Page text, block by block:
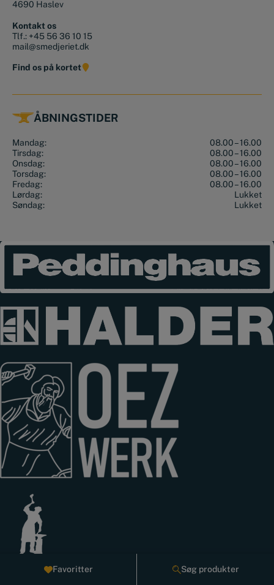
4690 Haslev
Kontakt os
Tlf.: +45 56 36 10 15
mail@smedjeriet.dk
Find os på kortet
ÅBNINGSTIDER
Mandag:
08.00 – 16.00
Tirsdag:
08.00 – 16.00
Onsdag:
08.00 – 16.00
Torsdag:
08.00 – 16.00
Fredag:
08.00 – 16.00
Lørdag:
Lukket
Søndag:
Lukket
Favoritter Søg produkter